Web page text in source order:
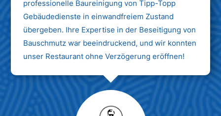
professionelle Baureinigung von Tipp-Topp
Gebäudedienste in einwandfreiem Zustand
übergeben. Ihre Expertise in der Beseitigung von
Bauschmutz war beeindruckend, und wir konnten
unser Restaurant ohne Verzögerung eröffnen!